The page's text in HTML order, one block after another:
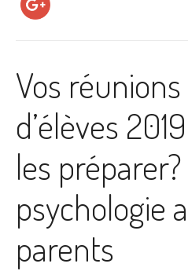
Vos
d’élèves
les préparer?
psychologie
parents